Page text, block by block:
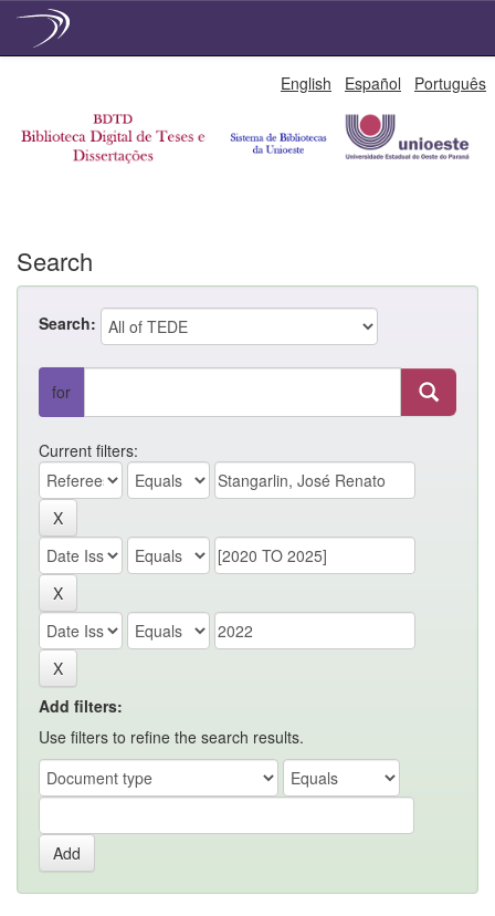
English Español Português
Search
Search:
for
Current filters:
Add filters:
Use filters to refine the search results.